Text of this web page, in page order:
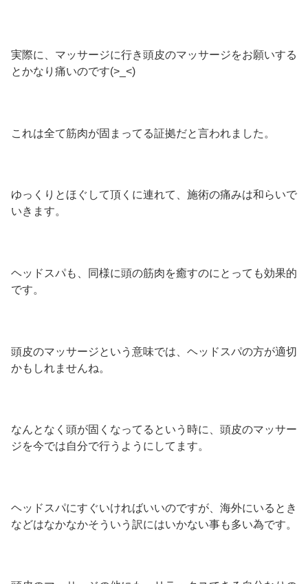
実際に、マッサージに行き頭皮のマッサージをお願いする
とかなり痛いのです(>_<)
これは全て筋肉が固まってる証拠だと言われました。
ゆっくりとほぐして頂くに連れて、施術の痛みは和らいで
いきます。
ヘッドスパも、同様に頭の筋肉を癒すのにとっても効果的
です。
頭皮のマッサージという意味では、ヘッドスパの方が適切
かもしれませんね。
なんとなく頭が固くなってるという時に、頭皮のマッサー
ジを今では自分で行うようにしてます。
ヘッドスパにすぐいければいいのですが、海外にいるとき
などはなかなかそういう訳にはいかない事も多い為です。